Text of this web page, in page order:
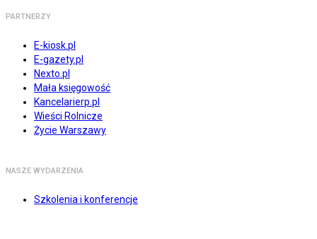
PARTNERZY
E-kiosk.pl
E-gazety.pl
Nexto.pl
Mała księgowość
Kancelarierp.pl
Wieści Rolnicze
Życie Warszawy
NASZE WYDARZENIA
Szkolenia i konferencje